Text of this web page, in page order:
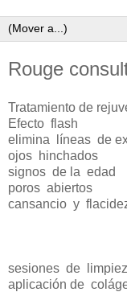
Rouge
Tratamiento de
Efecto flash
elimina líneas de
ojos hinchados
signos de la edad
poros abiertos
cansancio y
sesiones de
aplicación de